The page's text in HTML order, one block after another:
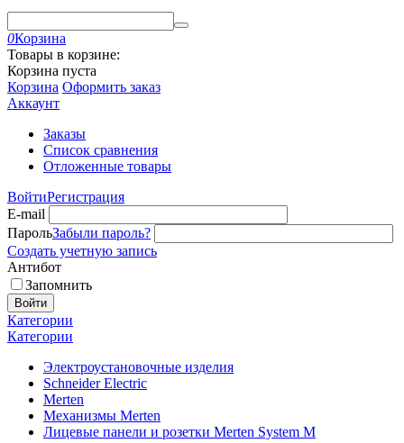
0Корзина
Товары в корзине:
Корзина пуста
Корзина Оформить заказ
Аккаунт
Заказы
Список сравнения
Отложенные товары
ВойтиРегистрация
E-mail
ПарольЗабыли пароль?
Создать учетную запись
Антибот
Запомнить
Войти
Категории
Категории
Электроустановочные изделия
Schneider Electric
Merten
Механизмы Merten
Лицевые панели и розетки Merten System M